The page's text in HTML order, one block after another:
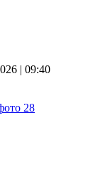
| 09:40